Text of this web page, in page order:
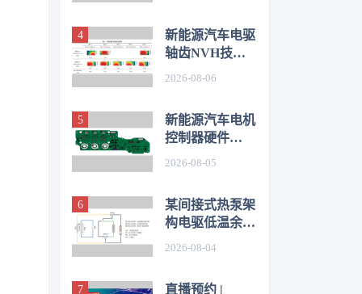
扇高温振动失效
难题
新能源汽车电驱
轴齿NVH技术
2026-08-06
新能源汽车电机
控制器硬件
2026-08-05
某间接式热泵架
构电驱低温余热
2026-08-04
直播预约 |